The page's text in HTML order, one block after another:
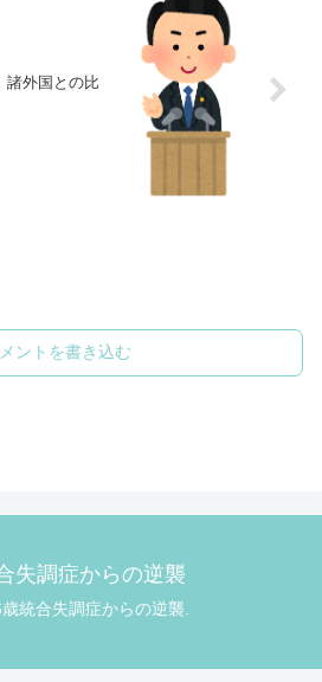
外国との比
ントを書き込む
失調症からの逆襲
統合失調症からの逆襲.